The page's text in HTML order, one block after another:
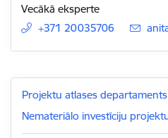
Vecākā eksperte
+371 20035706
E-
Projektu atlases departaments
Nemateriālo investīciju